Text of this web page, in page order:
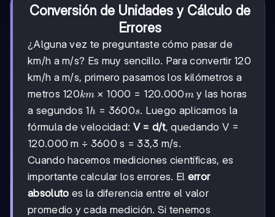
Conversión de Unidades y Cálculo de
Errores
¿Alguna vez te preguntaste cómo pasar de
km/h a m/s? Es muy sencillo. Para convertir 120
km/h a m/s, primero pasamos los kilómetros a
metros 120 km
× 1000
=
120.000
m
120km × 1000 = 120.000my las horas
a segundos 1 h =
3600
s
1h = 3600s. Luego aplicamos la
fórmula de velocidad: V = d/t, quedando V =
120.000 m ÷ 3600 s = 33,3 m/s.
Cuando hacemos mediciones científicas, es
importante calcular los errores. El error
absoluto es la diferencia entre el valor
promedio y cada medición. Si tenemos